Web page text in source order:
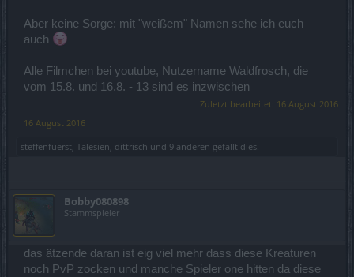
Aber keine Sorge: mit "weißem" Namen sehe ich euch
auch
Alle Filmchen bei youtube, Nutzername Waldfrosch, die
vom 15.8. und 16.8. - 13 sind es inzwischen
Zuletzt bearbeitet: 16 August 2016
16 August 2016
steffenfuerst Talesien dittrisch und 9 anderen gefällt dies.
Bobby080898
Stammspieler
das ätzende daran ist eig viel mehr dass diese Kreaturen
noch PvP zocken und manche Spieler one hitten da diese